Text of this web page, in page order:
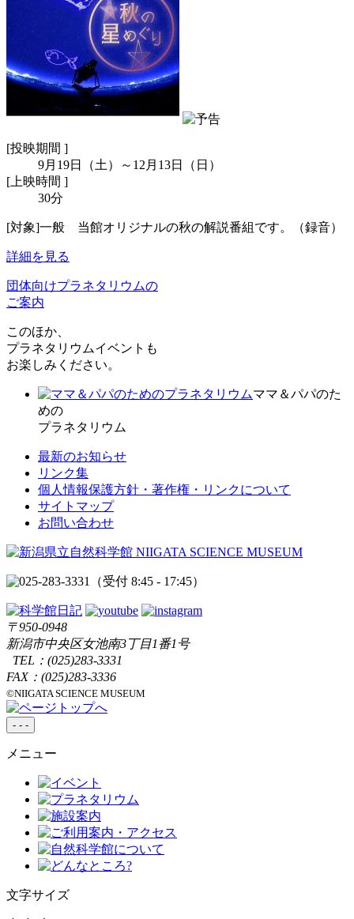
[投映期間 ]
9月19日（土）～12月13日（日）
[ 上映時間 ]
30分
[対象]一般 当館オリジナルの秋の解説番組です。（録音）
詳細を見る
団体向けプラネタリウムの
ご案内
このほか、
プラネタリウムイベントも
お楽しみください。
ママ＆パパのた
めの
プラネタリウム
最新のお知らせ
リンク集
個人情報保護方針・著作権・リンクについて
サイトマップ
お問い合わせ
（受付 8:45 - 17:45）
〒950-0948
新潟市中央区女池南3丁目1番1号
TEL： (025)283-3331
FAX：(025)283-3336
©NIIGATA SCIENCE MUSEUM
- - -
メニュー
文字サイズ